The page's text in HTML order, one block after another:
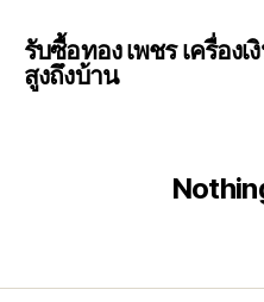
รับซื้อทอง เพชร เครื่องเ
สูงถึงบ้าน